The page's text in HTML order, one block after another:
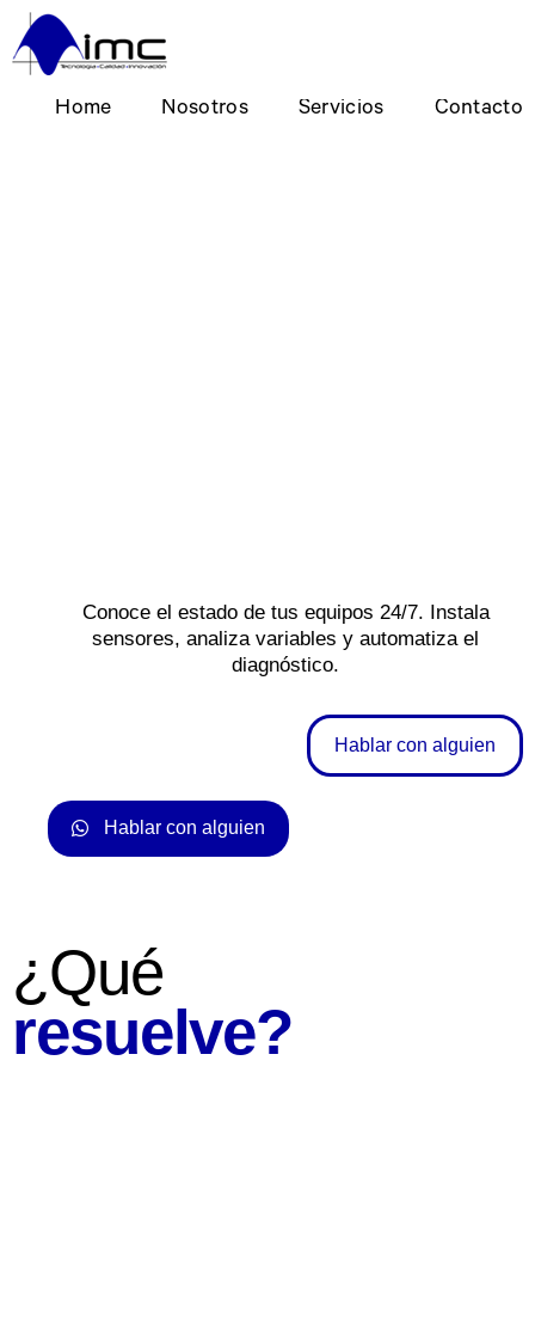
Home Nosotros Servicios Contacto
Conoce el estado de tus equipos 24/7. Instala
sensores, analiza variables y automatiza el
diagnóstico.
Hablar con alguien
Hablar con alguien
¿Qué
resuelve?